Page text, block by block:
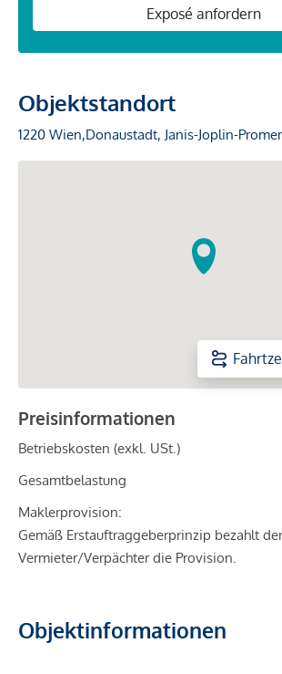
Exposé anfordern
Objektstandort
1220 Wien,Donaustadt, Janis-Joplin-
Preisinformationen
Betriebskosten (exkl. USt.)
Gesamtbelastung
Maklerprovision:
Gemäß Erstauftraggeberprinzip bezahlt der
Vermieter/Verpächter die Provision.
Objektinformationen